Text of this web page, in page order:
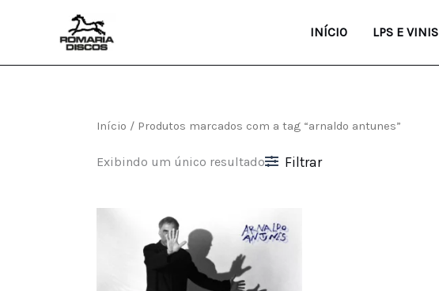
conteúdo
INÍCIO LPS E VINIS
Início / Produtos marcados com a tag “arnaldo antunes”
Exibindo um único resultado Filtrar